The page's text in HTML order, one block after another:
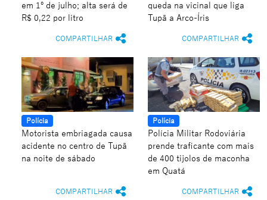
em 1º de julho; alta será de
R$ 0,22 por litro
COMPARTILHAR
queda na vicinal que liga
Tupã a Arco-Íris
COMPARTILHAR
Polícia
Motorista embriagada causa
acidente no centro de Tupã
na noite de sábado
COMPARTILHAR
Polícia
Polícia Militar Rodoviária
prende traficante com mais
de 400 tijolos de maconha
em Quatá
COMPARTILHAR